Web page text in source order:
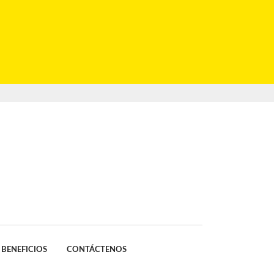
BENEFICIOS CONTÁCTENOS